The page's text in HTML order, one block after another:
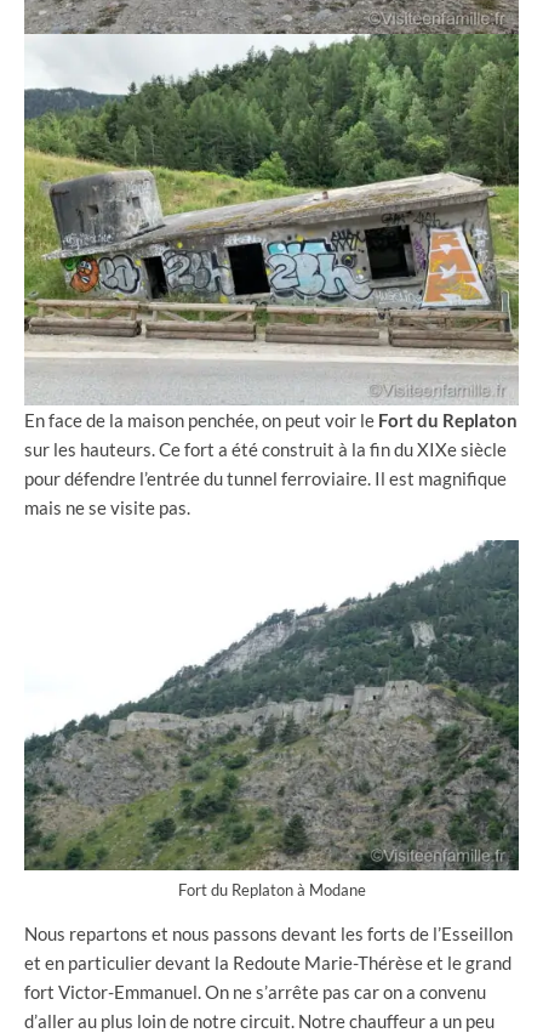
En face de la maison penchée, on peut voir le Fort du Replaton
sur les hauteurs. Ce fort a été construit à la fin du XIXe siècle
pour défendre l’entrée du tunnel ferroviaire. Il est magnifique
mais ne se visite pas.
Fort du Replaton à Modane
Nous repartons et nous passons devant les forts de l’Esseillon
et en particulier devant la Redoute Marie-Thérèse et le grand
fort Victor-Emmanuel. On ne s’arrête pas car on a convenu
d’aller au plus loin de notre circuit. Notre chauffeur a un peu